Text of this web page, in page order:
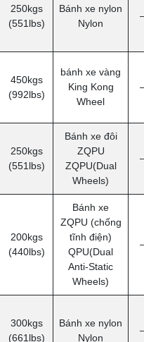
250kgs
(551lbs)
Bánh xe nylon
Nylon
450kgs
(992lbs)
bánh xe vàng
King Kong
Wheel
250kgs
(551lbs)
Bánh xe đôi
ZQPU
ZQPU(Dual
Wheels)
200kgs
(440lbs)
Bánh xe
ZQPU (chống
tĩnh điện)
QPU(Dual
Anti-Static
Wheels)
300kgs
(661lbs)
Bánh xe nylon
Nylon